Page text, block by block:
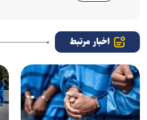
اخبار مرتبط